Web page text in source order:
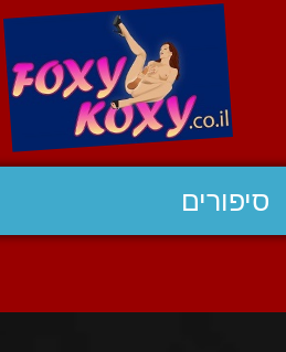
סיפורים